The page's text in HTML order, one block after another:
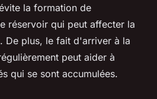
la formation de
réservoir qui peut affecter la
De plus, le fait d'arriver à la
peut aider à
qui se sont accumulées.